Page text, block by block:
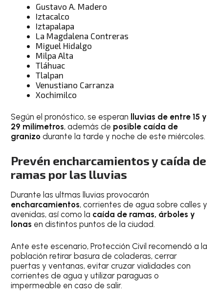
Gustavo A. Madero
Iztacalco
Iztapalapa
La Magdalena Contreras
Miguel Hidalgo
Milpa Alta
Tláhuac
Tlalpan
Venustiano Carranza
Xochimilco
Según el pronóstico, se esperan
lluvias de entre 15 y
29 milímetros, además de posible caída de
granizo durante la tarde y noche de este miércoles.
Prevén encharcamientos y caída de
ramas por las lluvias
Durante las ultmas lluvias provocarón
encharcamientos, corrientes de agua sobre calles y
avenidas, así como la caída de ramas, árboles y
lonas en distintos puntos de la ciudad.
Ante este escenario, Protección Civil recomendó a la
población retirar basura de coladeras, cerrar
puertas y ventanas, evitar cruzar vialidades con
corrientes de agua y utilizar paraguas o
impermeable en caso de salir.